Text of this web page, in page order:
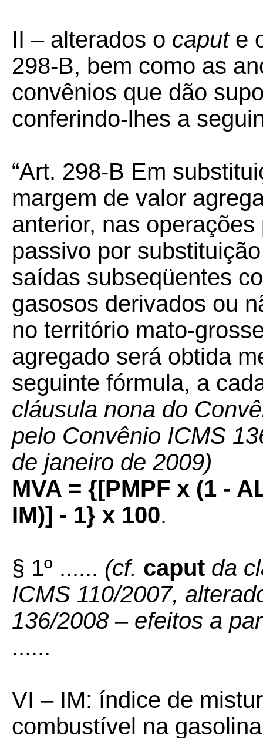
II – alterados o caput e
298-B, bem como as
convênios que dão
conferindo-lhes a
“Art. 298-B Em
margem de valor
anterior, nas
passivo por
saídas subseqüentes
gasosos derivados ou
no território mato-
agregado será obtida
seguinte fórmula, a
cláusula nona do
pelo Convênio ICMS
de janeiro de 2009)
MVA = {[PMPF x (1 -
IM)] - 1} x 100.
§ 1º ...... (cf. caput da
ICMS 110/2007,
136/2008 – efeitos a
......
VI – IM: índice de
combustível na